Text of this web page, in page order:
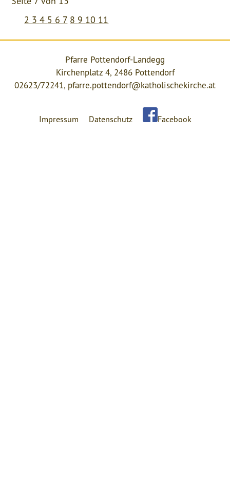
2 34 5 6 7 8 9 10 11
Pfarre Pottendorf-Landegg
Kirchenplatz 4, 2486 Pottendorf
02623/72241, pfarre.pottendorf@katholischekirche.at
Impressum Datenschutz Facebook